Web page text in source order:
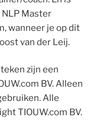
Master
wanneer je op dit
van der Leij.
zijn een
BV. Alleen
Alle
TIOUW.com BV.